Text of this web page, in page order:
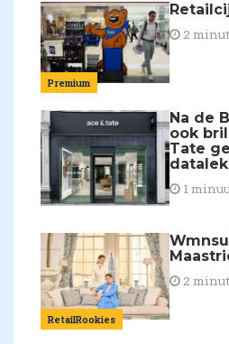
Premium
2
Na de
ook
Tate
datalek
1
RetailRookies
2